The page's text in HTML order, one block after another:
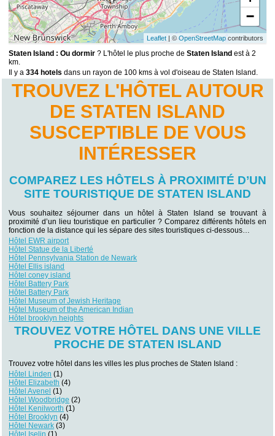
−
Leaflet| © OpenStreetMapcontributors
Staten Island : Ou dormir ? L'hôtel le plus proche deStaten Island est à 2
km.
Il y a334 hotels dans un rayon de 100 kms à vol d'oiseau de Staten Island.
TROUVEZ L'HÔTEL AUTOUR
DE STATEN ISLAND
SUSCEPTIBLE DE VOUS
INTÉRESSER
COMPAREZ LES HÔTELS À PROXIMITÉ D’UN
SITE TOURISTIQUE DE STATEN ISLAND
Vous souhaitez séjourner dans un hôtel à Staten Island se trouvant à
proximité d’un lieu touristique en particulier ? Comparez différents hôtels en
fonction de la distance qui les sépare des sites touristiques ci-dessous…
Hôtel EWR airport
Hôtel Statue de la Liberté
Hôtel Pennsylvania Station de Newark
Hôtel Ellis island
Hôtel coney island
Hôtel Battery Park
Hôtel Battery Park
Hôtel Museum of Jewish Heritage
Hôtel Museum of the American Indian
Hôtel brooklyn heights
TROUVEZ VOTRE HÔTEL DANS UNE VILLE
PROCHE DE STATEN ISLAND
Trouvez votre hôtel dans les villes les plus proches de Staten Island :
Hôtel Linden (1)
Hôtel Elizabeth (4)
Hôtel Avenel (1)
Hôtel Woodbridge (2)
Hôtel Kenilworth (1)
Hôtel Brooklyn (4)
Hôtel Newark (3)
Hôtel Iselin (1)